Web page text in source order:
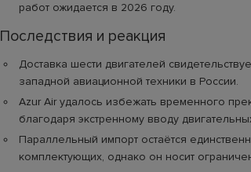
работ ожидается в 2026 году.
Последствия и реакция
Доставка шести двигателей
западной авиационной техники в России.
Azur Air удалось избежать временного
благодаря экстренному вводу
Параллельный импорт остаётся
комплектующих, однако он носит